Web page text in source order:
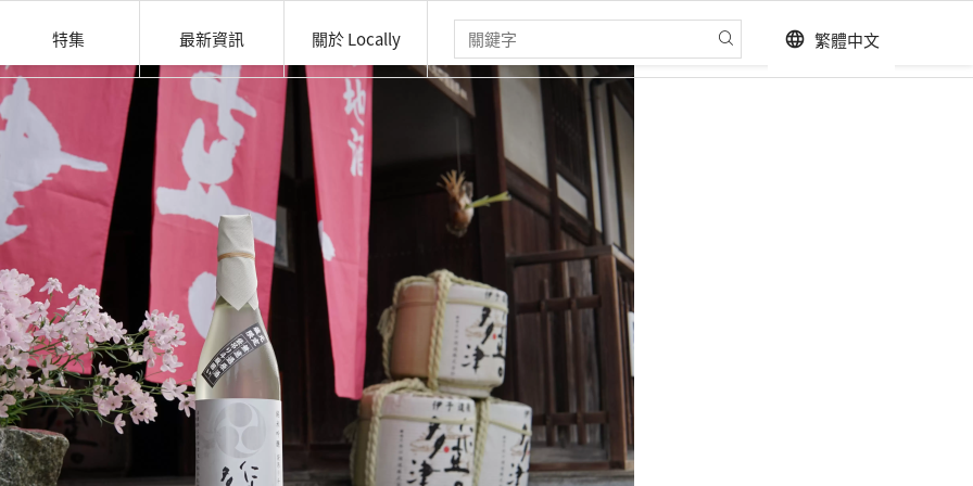
特集 最新資訊 關於 Locally language 繁體中文